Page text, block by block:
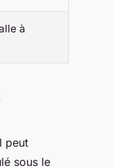
à
peut
sous le